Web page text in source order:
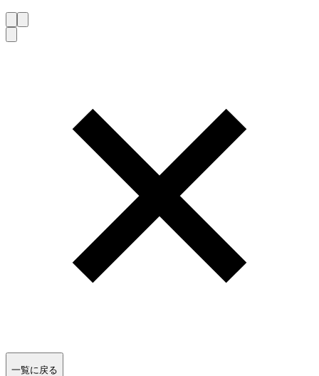
一覧に戻る